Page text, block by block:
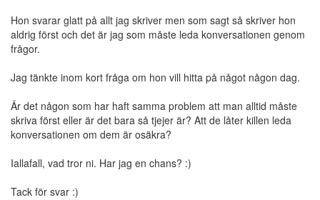
Hon svarar glatt på allt jag skriver men som sagt så skriver hon
aldrig först och det är jag som måste leda konversationen genom
frågor.
Jag tänkte inom kort fråga om hon vill hitta på något någon dag.
Är det någon som har haft samma problem att man alltid måste
skriva först eller är det bara så tjejer är? Att de låter killen leda
konversationen om dem är osäkra?
Iallafall, vad tror ni. Har jag en chans? :)
Tack för svar :)